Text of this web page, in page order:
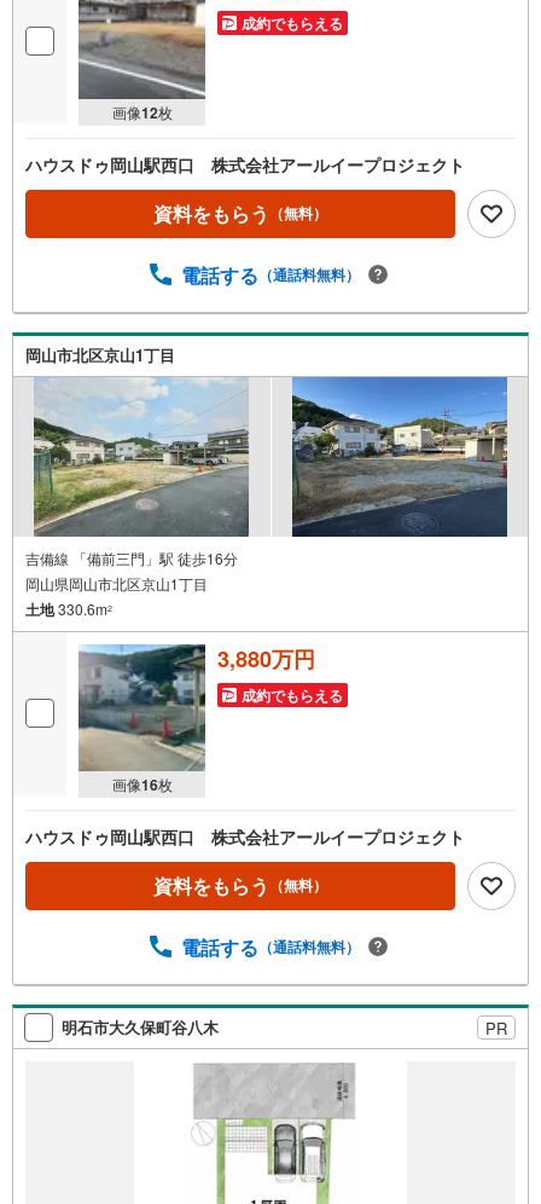
画像12枚
成約でもらえる
ハウスドゥ岡山駅西口 株式会社アールイープロジェクト
資料をもらう （無料）
電話する （通話料無料）
岡山市北区京山1丁目
吉備線 「備前三門」駅 徒歩16分
岡山県岡山市北区京山1丁目
土地330.6m2
画像16枚
3,880万円
成約でもらえる
ハウスドゥ岡山駅西口 株式会社アールイープロジェクト
資料をもらう （無料）
電話する （通話料無料）
明石市大久保町谷八木 PR